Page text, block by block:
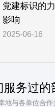
党建标识的
影响
2025-06-16
服务过的
地与各单位合